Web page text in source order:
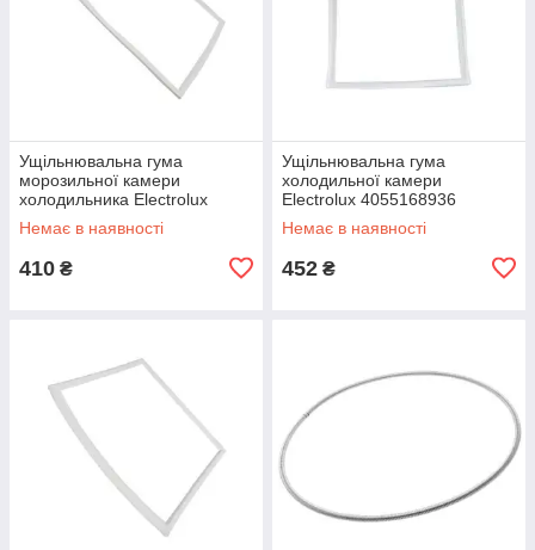
Ущільнювальна гума
морозильної камери
холодильника Electrolux
2248007052
Немає в наявності
410 ₴
Ущільнювальна гума
холодильної камери
Electrolux 4055168936
Немає в наявності
452 ₴